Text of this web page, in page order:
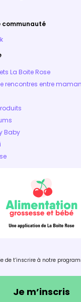
communauté
La Boite Rose
rencontres entre
Baby
de t’inscrire à notre
Je m’inscris